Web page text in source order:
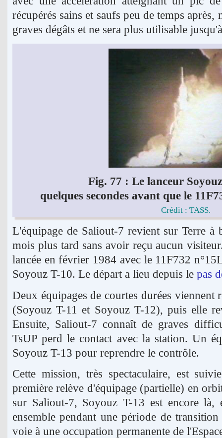
récupérés sains et saufs peu de temps
graves dégâts et ne sera plus utilisable
Fig. 77 : Le lanceur
quelques secondes avant que le
Crédit : TASS.
L'équipage de Saliout-7 revient sur Terre à
mois plus tard sans avoir reçu aucun
lancée en février 1984 avec le 11F732
Soyouz T-10. Le départ a lieu depuis le pas
Deux équipages de courtes durées viennent
(Soyouz T-11 et Soyouz T-12), puis elle
Ensuite, Saliout-7 connaît de graves
TsUP perd le contact avec la station. Un
Soyouz T-13 pour reprendre le contrôle.
Cette mission, très spectaculaire, est
première relève d'équipage (partielle) en
sur Saliout-7, Soyouz T-13 est encore là,
ensemble pendant une période de
voie à une occupation permanente de